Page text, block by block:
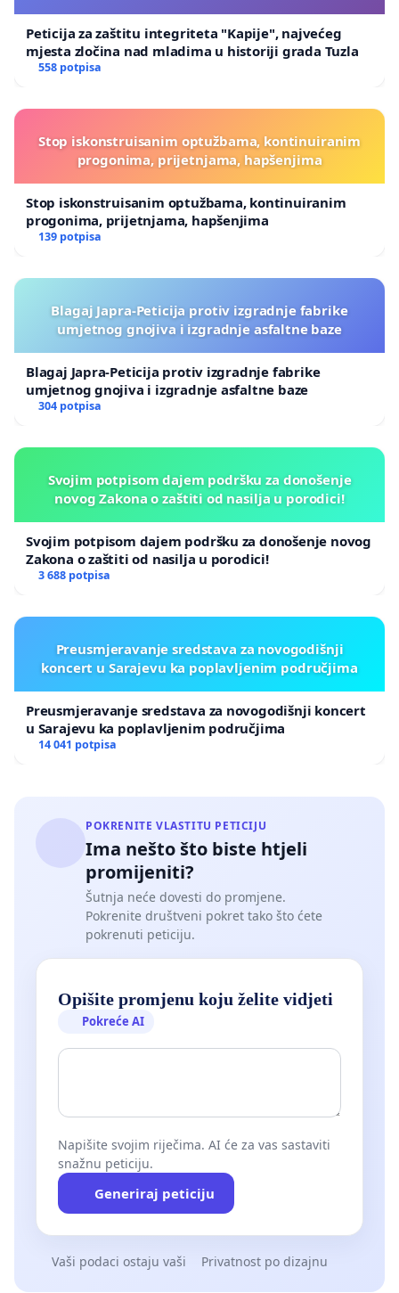
Peticija za zaštitu integriteta "Kapije", najvećeg
mjesta zločina nad mladima u historiji grada Tuzla
558 potpisa
Stop iskonstruisanim optužbama, kontinuiranim
progonima, prijetnjama, hapšenjima
Stop iskonstruisanim optužbama, kontinuiranim
progonima, prijetnjama, hapšenjima
139 potpisa
Blagaj Japra-Peticija protiv izgradnje fabrike
umjetnog gnojiva i izgradnje asfaltne baze
Blagaj Japra-Peticija protiv izgradnje fabrike
umjetnog gnojiva i izgradnje asfaltne baze
304 potpisa
Svojim potpisom dajem podršku za donošenje
novog Zakona o zaštiti od nasilja u porodici!
Svojim potpisom dajem podršku za donošenje novog
Zakona o zaštiti od nasilja u porodici!
3 688 potpisa
Preusmjeravanje sredstava za novogodišnji
koncert u Sarajevu ka poplavljenim područjima
Preusmjeravanje sredstava za novogodišnji koncert
u Sarajevu ka poplavljenim područjima
14 041 potpisa
POKRENITE VLASTITU PETICIJU
Ima nešto što biste htjeli
promijeniti?
Šutnja neće dovesti do promjene.
Pokrenite društveni pokret tako što ćete
pokrenuti peticiju.
Opišite promjenu koju želite vidjeti
Pokreće AI
Napišite svojim riječima. AI će za vas sastaviti
snažnu peticiju.
Generiraj peticiju
Vaši podaci ostaju vaši Privatnost po dizajnu